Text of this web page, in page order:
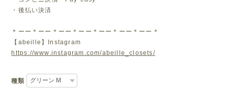
・後払い決済
＊ーー＊ーー＊ーー＊ーー＊ーー＊ーー＊ーー＊
【abeille】Instagram
https://www.instagram.com/abeille_closets/
種類